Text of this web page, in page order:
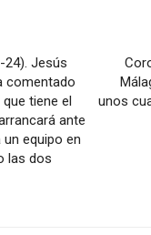
24). Jesús
comentado
tiene el
ante
equipo en
las dos
unos